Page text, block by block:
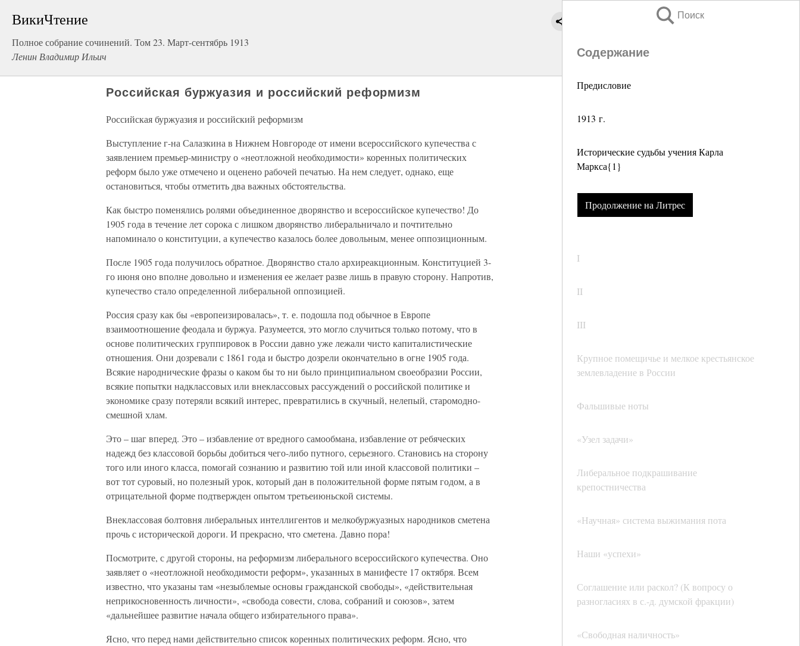
ВикиЧтение
Полное собрание сочинений. Том 23. Март-сентябрь 1913
Ленин Владимир Ильич
Поиск
Содержание
Предисловие
1913 г.
Исторические судьбы учения Карла
Маркса{1}
Продолжение на Литрес
I
II
III
Крупное помещичье и мелкое крестьянское
землевладение в России
Фальшивые ноты
«Узел задачи»
Либеральное подкрашивание
крепостничества
«Научная» система выжимания пота
Наши «успехи»
Соглашение или раскол? (К вопросу о
разногласиях в с.-д. думской фракции)
«Свободная наличность»
Российская буржуазия и российский реформизм
Российская буржуазия и российский реформизм
Выступление г-на Салазкина в Нижнем Новгороде от имени всероссийского купечества с
заявлением премьер-министру о «неотложной необходимости» коренных политических
реформ было уже отмечено и оценено рабочей печатью. На нем следует, однако, еще
остановиться, чтобы отметить два важных обстоятельства.
Как быстро поменялись ролями объединенное дворянство и всероссийское купечество! До
1905 года в течение лет сорока с лишком дворянство либеральничало и почтительно
напоминало о конституции, а купечество казалось более довольным, менее оппозиционным.
После 1905 года получилось обратное. Дворянство стало архиреакционным. Конституцией 3-
го июня оно вполне довольно и изменения ее желает разве лишь в правую сторону. Напротив,
купечество стало определенной либеральной оппозицией.
Россия сразу как бы «европеизировалась», т. е. подошла под обычное в Европе
взаимоотношение феодала и буржуа. Разумеется, это могло случиться только потому, что в
основе политических группировок в России давно уже лежали чисто капиталистические
отношения. Они дозревали с 1861 года и быстро дозрели окончательно в огне 1905 года.
Всякие народнические фразы о каком бы то ни было принципиальном своеобразии России,
всякие попытки надклассовых или внеклассовых рассуждений о российской политике и
экономике сразу потеряли всякий интерес, превратились в скучный, нелепый, старомодно-
смешной хлам.
Это – шаг вперед. Это – избавление от вредного самообмана, избавление от ребяческих
надежд без классовой борьбы добиться чего-либо путного, серьезного. Становись на сторону
того или иного класса, помогай сознанию и развитию той или иной классовой политики –
вот тот суровый, но полезный урок, который дан в положительной форме пятым годом, а в
отрицательной форме подтвержден опытом третьеиюньской системы.
Внеклассовая болтовня либеральных интеллигентов и мелкобуржуазных народников сметена
прочь с исторической дороги. И прекрасно, что сметена. Давно пора!
Посмотрите, с другой стороны, на реформизм либерального всероссийского купечества. Оно
заявляет о «неотложной необходимости реформ», указанных в манифесте 17 октября. Всем
известно, что указаны там «незыблемые основы гражданской свободы», «действительная
неприкосновенность личности», «свобода совести, слова, собраний и союзов», затем
«дальнейшее развитие начала общего избирательного права».
Ясно, что перед нами действительно список коренных политических реформ. Ясно, что